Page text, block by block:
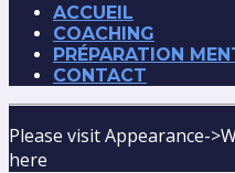
ACCUEIL
COACHING
PRÉPARATION
CONTACT
Please visit Appearance-
here